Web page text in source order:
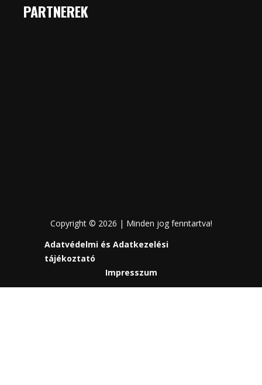
PARTNEREK
Copyright © 2026 | Minden jog fenntartva!
Adatvédelmi és Adatkezelési
tájékoztató
Impresszum